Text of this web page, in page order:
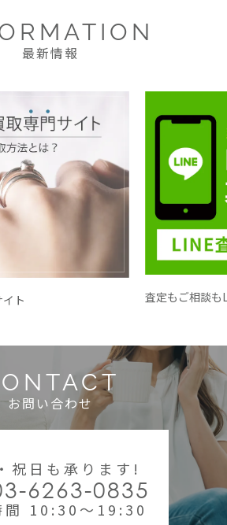
最新情報
ト 査定もご相談も
お問い合わせ
祝日も承ります!
6263-0835
間 10:30～19:30